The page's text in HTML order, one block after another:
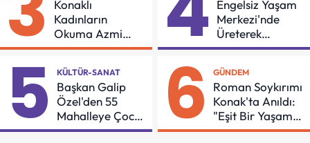
Konaklı
Kadınların
Okuma Azmi
Örnek Oldu
Engelsiz Yaşam
Merkezi'nde
Üreterek
Güçleniyorlar
5 KÜLTÜR-SANAT
Başkan Galip
Özel'den 55
Mahalleye Çocuk
Şenliği
6 GÜNDEM
Roman Soykırımı
Konak'ta Anıldı:
"Eşit Bir Yaşam
İçin Mücadeleyi